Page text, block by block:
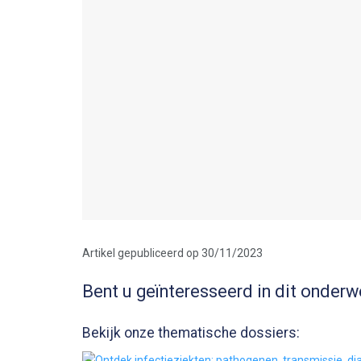
Artikel gepubliceerd op 30/11/2023
Bent u geïnteresseerd in dit
Bekijk onze thematische dossiers: